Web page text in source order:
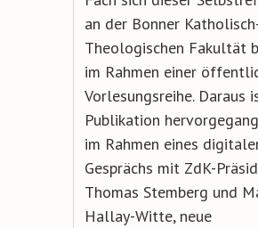
an der Bonner
Theologischen Fakultät
im Rahmen einer
Vorlesungsreihe. Daraus
Publikation
im Rahmen eines
Gesprächs mit ZdK-
Thomas Stemberg und
Hallay-Witte, neue